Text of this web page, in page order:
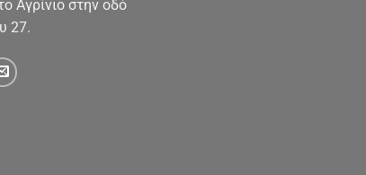
Αγρίνιο στην οδό
27.